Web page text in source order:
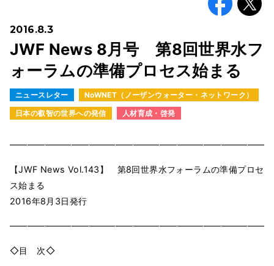
2016.8.3
JWF News 8月号 第8回世界水フ
ォーラムの準備プロセス始まる
ニュースレター
NoWNET（ノーザンウォーター・ネットワーク）
日本の叡智の世界への発信
人材育成・啓発
【JWF News Vol.143】 第8回世界水フォーラムの準備プロセ
ス始まる
2016年8月3日発行
◇目 次◇